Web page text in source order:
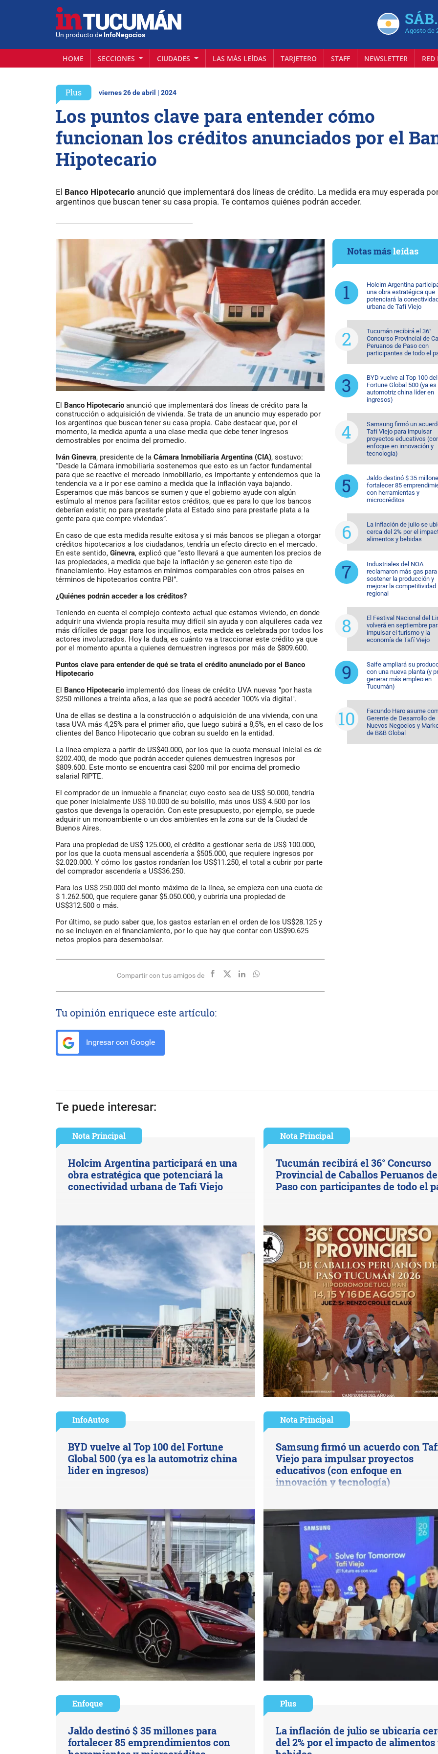
Un producto de InfoNegocios Agosto de
HOME SECCIONES CIUDADES LAS MÁS LEÍDAS TARJETERO STAFF NEWSLETTER
Plus viernes 26 de abril | 2024
Los puntos clave para entender cómo
funcionan los créditos anunciados por el
Hipotecario
El Banco Hipotecario anunció que implementará dos líneas de crédito. La medida era muy esperada
argentinos que buscan tener su casa propia. Te contamos quiénes podrán acceder.
El Banco Hipotecario anunció que implementará dos líneas de crédito para la
construcción o adquisición de vivienda. Se trata de un anuncio muy esperado por
los argentinos que buscan tener su casa propia. Cabe destacar que, por el
momento, la medida apunta a una clase media que debe tener ingresos
demostrables por encima del promedio.
Iván Ginevra, presidente de la Cámara Inmobiliaria Argentina (CIA), sostuvo:
“Desde la Cámara inmobiliaria sostenemos que esto es un factor fundamental
para que se reactive el mercado inmobiliario, es importante y entendemos que la
tendencia va a ir por ese camino a medida que la inflación vaya bajando.
Esperamos que más bancos se sumen y que el gobierno ayude con algún
estímulo al menos para facilitar estos créditos, que es para lo que los bancos
deberían existir, no para prestarle plata al Estado sino para prestarle plata a la
gente para que compre viviendas”.
En caso de que esta medida resulte exitosa y si más bancos se pliegan a otorgar
créditos hipotecarios a los ciudadanos, tendría un efecto directo en el mercado.
En este sentido, Ginevra, explicó que “esto llevará a que aumenten los precios de
las propiedades, a medida que baje la inflación y se generen este tipo de
financiamiento. Hoy estamos en mínimos comparables con otros países en
términos de hipotecarios contra PBI”.
¿Quiénes podrán acceder a los créditos?
Teniendo en cuenta el complejo contexto actual que estamos viviendo, en donde
adquirir una vivienda propia resulta muy difícil sin ayuda y con alquileres cada vez
más difíciles de pagar para los inquilinos, esta medida es celebrada por todos los
actores involucrados. Hoy la duda, es cuánto va a traccionar este crédito ya que
por el momento apunta a quienes demuestren ingresos por más de $809.600.
Puntos clave para entender de qué se trata el crédito anunciado por el Banco
Hipotecario
El
Banco Hipotecario implementó dos líneas de crédito UVA nuevas "por hasta
$250 millones a treinta años, a las que se podrá acceder 100% vía digital".
Una de ellas se destina a la construcción o adquisición de una vivienda, con una
tasa UVA más 4,25% para el primer año, que luego subirá a 8,5%, en el caso de los
clientes del Banco Hipotecario que cobran su sueldo en la entidad.
La línea empieza a partir de US$40.000, por los que la cuota mensual inicial es de
$202.400, de modo que podrán acceder quienes demuestren ingresos por
$809.600. Este monto se encuentra casi $200 mil por encima del promedio
salarial RIPTE.
El comprador de un inmueble a financiar, cuyo costo sea de US$ 50.000, tendría
que poner inicialmente US$ 10.000 de su bolsillo, más unos US$ 4.500 por los
gastos que devenga la operación. Con este presupuesto, por ejemplo, se puede
adquirir un monoambiente o un dos ambientes en la zona sur de la Ciudad de
Buenos Aires.
Para una propiedad de US$ 125.000, el crédito a gestionar sería de US$ 100.000,
por los que la cuota mensual ascendería a $505.000, que requiere ingresos por
$2.020.000. Y cómo los gastos rondarían los US$11.250, el total a cubrir por parte
del comprador ascendería a US$36.250.
Para los US$ 250.000 del monto máximo de la línea, se empieza con una cuota de
$ 1.262.500, que requiere ganar $5.050.000, y cubriría una propiedad de
US$312.500 o más.
Por último, se pudo saber que, los gastos estarían en el orden de los US$28.125 y
no se incluyen en el financiamiento, por lo que hay que contar con US$90.625
netos propios para desembolsar.
Compartir con tus amigos de
Tu opinión enriquece este artículo:
Ingresar con Google
Notas másleídas
Holcim Argentina
una obra estratégica que
potenciará la
urbana de Tafí Viejo
Tucumán recibirá el 36°
Concurso Provincial de
Peruanos de Paso con
participantes de todo el
BYD vuelve al Top 100 del
Fortune Global 500 (ya es
automotriz china líder en
ingresos)
Samsung firmó un
Tafí Viejo para impulsar
proyectos educativos
enfoque en innovación y
tecnología)
Jaldo destinó $ 35
fortalecer 85
con herramientas y
microcréditos
La inflación de julio se
cerca del 2% por el
alimentos y bebidas
Industriales del NOA
reclamaron más gas para
sostener la producción y
mejorar la competitividad
regional
El Festival Nacional del
volverá en septiembre
impulsar el turismo y la
economía de Tafí Viejo
Saife ampliará su
con una nueva planta (y
generar más empleo en
Tucumán)
Facundo Haro asume
Gerente de Desarrollo de
Nuevos Negocios y
de B&B Global
Te puede interesar:
Nota Principal
Holcim Argentina participará en una
obra estratégica que potenciará la
conectividad urbana de Tafí Viejo
Nota Principal
Tucumán recibirá el 36° Concurso
Provincial de Caballos Peruanos de
Paso con participantes de todo el
InfoAutos
BYD vuelve al Top 100 del Fortune
Global 500 (ya es la automotriz china
líder en ingresos)
Nota Principal
Samsung firmó un acuerdo con
Viejo para impulsar proyectos
educativos (con enfoque en
innovación y tecnología)
Enfoque
Jaldo destinó $ 35 millones para
fortalecer 85 emprendimientos con
Plus
La inflación de julio se ubicaría
del 2% por el impacto de alimentos